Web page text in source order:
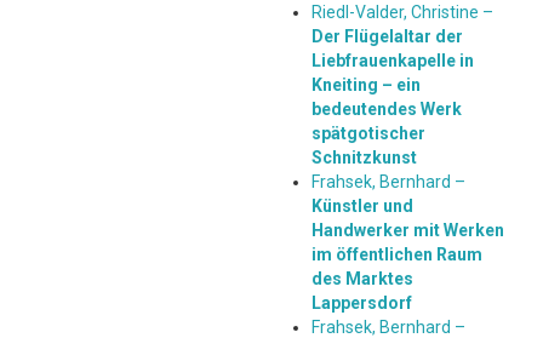
Riedl-Valder, Christine –
Der Flügelaltar der
Liebfrauenkapelle in
Kneiting – ein
bedeutendes Werk
spätgotischer
Schnitzkunst
Frahsek, Bernhard –
Künstler und
Handwerker mit Werken
im öffentlichen Raum
des Marktes
Lappersdorf
Frahsek, Bernhard –